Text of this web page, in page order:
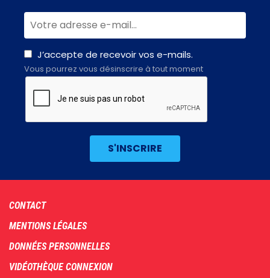
J’accepte de recevoir vos e-mails.
Vous pourrez vous désinscrire à tout moment
Footer
menu
CONTACT
MENTIONS LÉGALES
DONNÉES PERSONNELLES
VIDÉOTHÈQUE CONNEXION